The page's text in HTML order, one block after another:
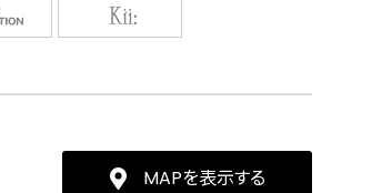
MAPを表示する